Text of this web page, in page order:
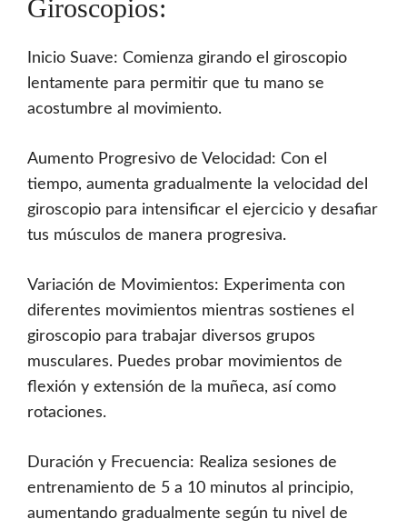
Giroscopios:
Inicio Suave: Comienza girando el giroscopio
lentamente para permitir que tu mano se
acostumbre al movimiento.
Aumento Progresivo de Velocidad: Con el
tiempo, aumenta gradualmente la velocidad del
giroscopio para intensificar el ejercicio y desafiar
tus músculos de manera progresiva.
Variación de Movimientos: Experimenta con
diferentes movimientos mientras sostienes el
giroscopio para trabajar diversos grupos
musculares. Puedes probar movimientos de
flexión y extensión de la muñeca, así como
rotaciones.
Duración y Frecuencia: Realiza sesiones de
entrenamiento de 5 a 10 minutos al principio,
aumentando gradualmente según tu nivel de